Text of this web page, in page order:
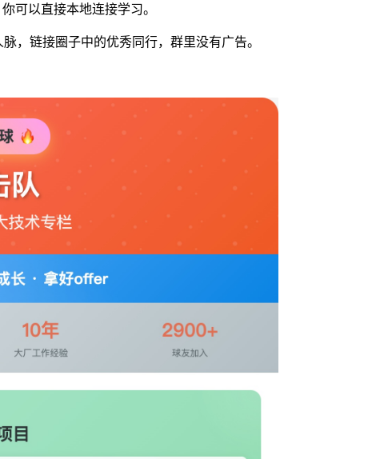
可以直接本地连接学习。
，链接圈子中的优秀同行，群里没有广告。